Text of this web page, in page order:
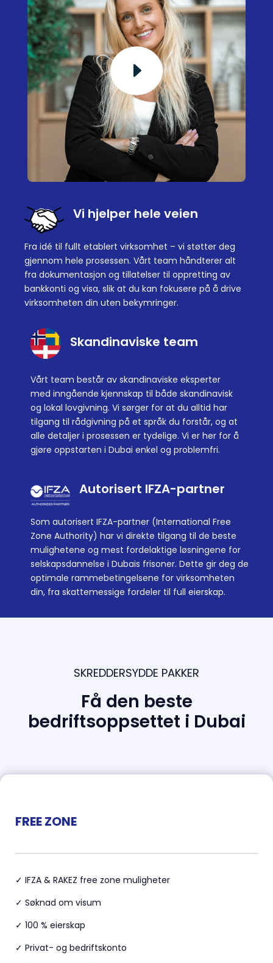
Vi hjelper hele veien
Fra idé til fullt etablert virksomhet – vi støtter deg
gjennom hele prosessen. Vårt team håndterer alt
fra dokumentasjon og tillatelser til oppretting av
bankkonti og visa, slik at du kan fokusere på å drive
virksomheten din uten bekymringer.
Skandinaviske team
Vårt team består av skandinaviske eksperter
med inngående kjennskap til både skandinavisk
og lokal lovgivning. Vi sørger for at du alltid har
tilgang til rådgivning på et språk du forstår, og at
alle detaljer i prosessen er tydelige. Vi er her for å
gjøre oppstarten i Dubai enkel og problemfri.
Autorisert IFZA-partner
Som autorisert IFZA-partner (International Free
Zone Authority) har vi direkte tilgang til de beste
mulighetene og mest fordelaktige løsningene for
selskapsdannelse i Dubais frisoner. Dette gir deg de
optimale rammebetingelsene for virksomheten
din, fra skattemessige fordeler til full eierskap.
SKREDDERSYDDE PAKKER
Få den beste
bedriftsoppsettet i Dubai
FREE ZONE
✓ IFZA & RAKEZ free zone muligheter
✓ Søknad om visum
✓ 100 % eierskap
✓ Privat- og bedriftskonto